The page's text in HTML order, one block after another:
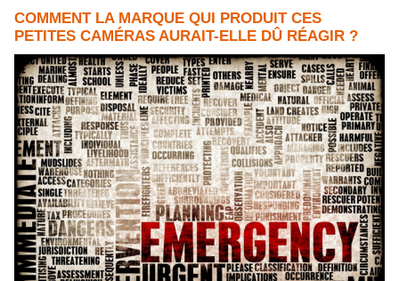
COMMENT LA MARQUE QUI PRODUIT CES
PETITES CAMÉRAS AURAIT-ELLE DÛ RÉAGIR ?